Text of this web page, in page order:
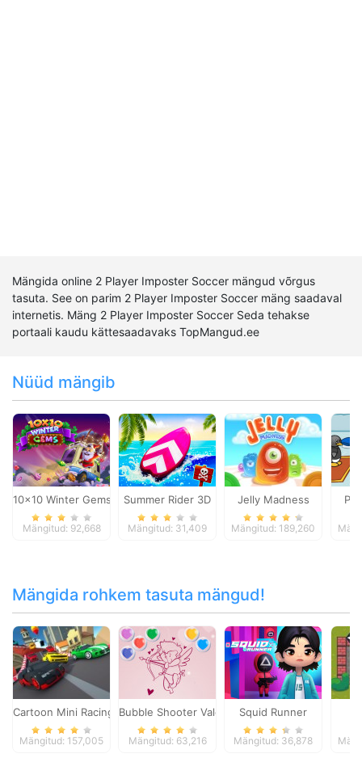
Mängida online 2 Player Imposter Soccer mängud võrgus
tasuta. See on parim 2 Player Imposter Soccer mäng saadaval
internetis. Mäng 2 Player Imposter Soccer Seda tehakse
portaali kaudu kättesaadavaks TopMangud.ee
Nüüd mängib
10x10 Winter Gems
Mängitud: 92,668
Summer Rider 3D
Mängitud: 31,409
Jelly Madness
Mängitud: 189,260
Mängida rohkem tasuta mängud!
Cartoon Mini Racing
Mängitud: 157,005
Bubble Shooter Valentine
Mängitud: 63,216
Squid Runner
Mängitud: 36,878